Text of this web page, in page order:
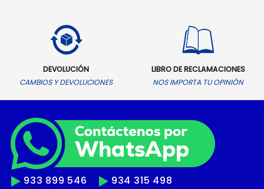
DEVOLUCIÓN
CAMBIOS Y DEVOLUCIONES
LIBRO DE RECLAMACIONES
NOS IMPORTA TU OPINIÓN
933 899 546
934 315 498